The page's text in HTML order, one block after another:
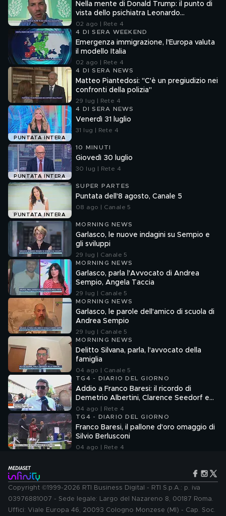
Nella mente di Donald Trump: il punto di
vista dello psichiatra Leonardo
Mendolicchio
02 ago | Rete 4
4 DI SERA WEEKEND
Emergenza immigrazione, l'Europa valuta
il modello Italia
02 ago | Rete 4
4 DI SERA NEWS
Matteo Piantedosi: "C'è un pregiudizio nei
confronti della polizia"
29 lug | Rete 4
PUNTATA INTERA
4 DI SERA NEWS
Venerdì 31 luglio
31 lug | Rete 4
PUNTATA INTERA
10 MINUTI
Giovedì 30 luglio
30 lug | Rete 4
PUNTATA INTERA
SUPER PARTES
Puntata dell'8 agosto, Canale 5
08 ago | Canale 5
MORNING NEWS
Garlasco, le nuove indagini su Sempio e
gli sviluppi
29 lug | Canale 5
MORNING NEWS
Garlasco, parla l'Avvocato di Andrea
Sempio, Angela Taccia
29 lug | Canale 5
MORNING NEWS
Garlasco, le parole dell'amico di scuola di
Andrea Sempio
29 lug | Canale 5
MORNING NEWS
Delitto Silvana, parla, l'avvocato della
famiglia
04 ago | Canale 5
TG4 - DIARIO DEL GIORNO
Addio a Franco Baresi: il ricordo di
Demetrio Albertini, Clarence Seedorf e
Giovanni Galli
04 ago | Rete 4
TG4 - DIARIO DEL GIORNO
Franco Baresi, il pallone d'oro omaggio di
Silvio Berlusconi
04 ago | Rete 4
Copyright ©1999-2026 RTI Business Digital - RTI S.p.A.: p. iva
03976881007 - Sede legale: Largo del Nazareno 8, 00187 Roma.
Uffici: Viale Europa 46, 20093 Cologno Monzese (MI) - Cap. Soc.